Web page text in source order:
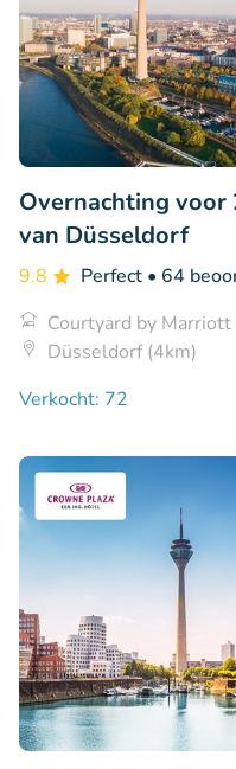
Overnachting voor
van Düsseldorf
9.8 Perfect • 64
Courtyard by
Düsseldorf (4km)
Verkocht: 72